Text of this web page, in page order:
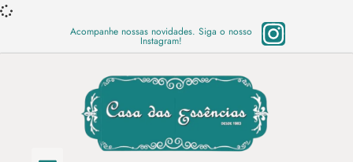
Acompanhe nossas novidades. Siga o nosso
Instagram!